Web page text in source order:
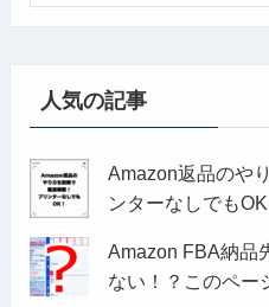
人気の記事
Amazon返品のや
ンターなしでもOK
Amazon FBA納品
ない！？このペー